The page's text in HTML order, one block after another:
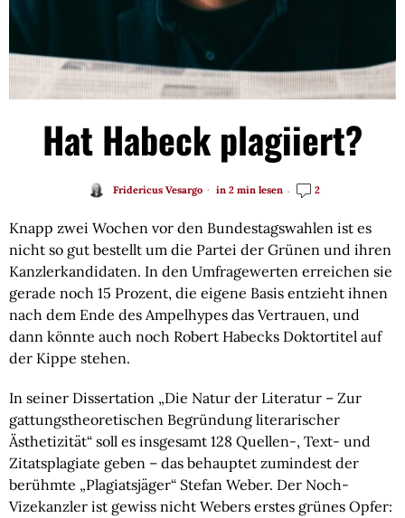
Hat Habeck plagiiert?
Fridericus Vesargo in 2 min lesen 2
Knapp zwei Wochen vor den Bundestagswahlen ist es
nicht so gut bestellt um die Partei der Grünen und ihren
Kanzlerkandidaten. In den Umfragewerten erreichen sie
gerade noch 15 Prozent, die eigene Basis entzieht ihnen
nach dem Ende des Ampelhypes das Vertrauen, und
dann könnte auch noch Robert Habecks Doktortitel auf
der Kippe stehen.
In seiner Dissertation „Die Natur der Literatur – Zur
gattungstheoretischen Begründung literarischer
Ästhetizität“ soll es insgesamt 128 Quellen-, Text- und
Zitatsplagiate geben – das behauptet zumindest der
berühmte „Plagiatsjäger“ Stefan Weber. Der Noch-
Vizekanzler ist gewiss nicht Webers erstes grünes Opfer: